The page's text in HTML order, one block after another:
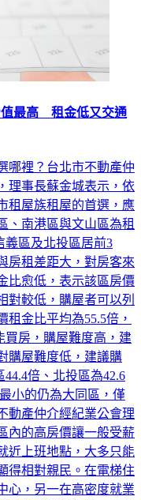
值最高 租金低又交通
哪裡？台北市不動產仲
理事長蘇金城表示，依
租屋族租屋的首選，應
、南港區與文山區為租
義區及北投區居前3
房租差距大，對房客來
比愈低，表示該區房價
對較低，購屋者可以列
租金比平均為55.5倍，
買房，購屋難度高，建
購屋難度低，建議購
倍、北投區為42.6
小的仍為大同區，僅
動產仲介經紀業公會理
內的高房價讓一般受薪
近上班地點，大多只能
得相對親民。在電梯住
心，另一在高密度就業